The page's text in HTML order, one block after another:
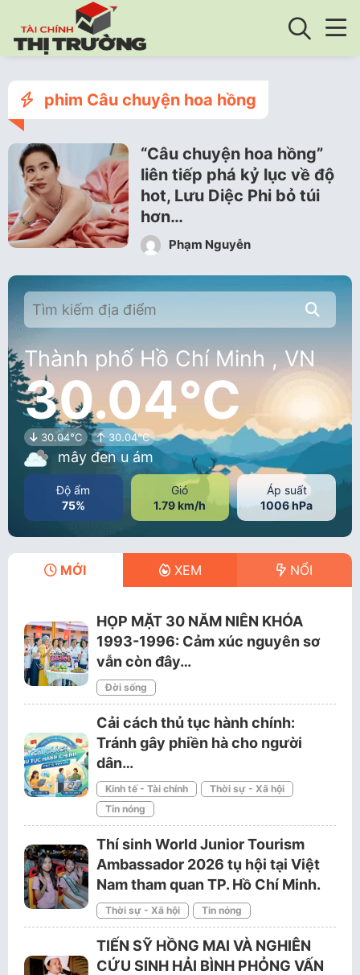
phim Câu chuyện hoa hồng
“Câu chuyện hoa hồng”
liên tiếp phá kỷ lục về độ
hot, Lưu Diệc Phi bỏ túi
hơn…
Phạm Nguyễn
Thành phố Hồ Chí Minh , VN
30.04°C
30.04°C 30.04°C
mây đen u ám
Độ ẩm
75%
Gió
1.79 km/h
Áp suất
1006 hPa
MỚI XEM NỔI
HỌP MẶT 30 NĂM NIÊN KHÓA
1993-1996: Cảm xúc nguyên sơ
vẫn còn đây…
Đời sống
Cải cách thủ tục hành chính:
Tránh gây phiền hà cho người
dân…
Kinh tế - Tài chính
Thời sự - Xã hội
Tin nóng
Thí sinh World Junior Tourism
Ambassador 2026 tụ hội tại Việt
Nam tham quan TP. Hồ Chí Minh.
Thời sự - Xã hội Tin nóng
TIẾN SỸ HỒNG MAI VÀ NGHIÊN
CỨU SINH HẢI BÌNH PHỎNG VẤN